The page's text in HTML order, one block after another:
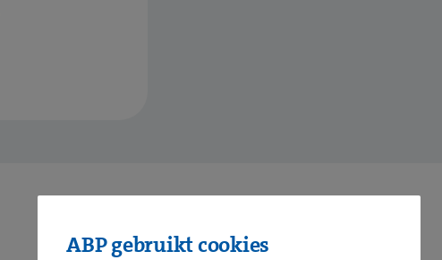
ABP gebruikt cookies